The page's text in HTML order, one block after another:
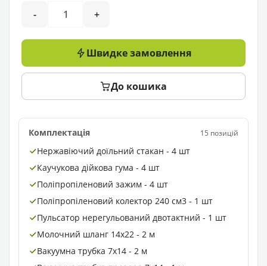
- +
Швидке замовлення
До кошика
Комплектація 15 позицій
Нержавіючий доїльний стакан - 4 шт
Каучукова дійкова гума - 4 шт
Поліпропіленовий зажим - 4 шт
Поліпропіленовий колектор 240 см3 - 1 шт
Пульсатор нерегульований двотактний - 1 шт
Молочний шланг 14х22 - 2 м
Вакуумна трубка 7х14 - 2 м